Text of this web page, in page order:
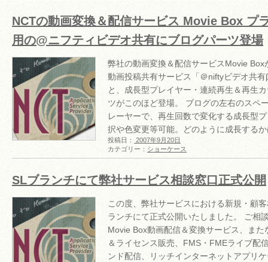
NCTの動画変換＆配信サービス Movie Box プ
用の@ニフティビデオ共有にブログパーツ登場
弊社の動画変換＆配信サービスMovie Box
動画投稿共有サービス「＠niftyビデオ共
と、成長型プレイヤー・連続再生＆再生
ツがこのほど登場。 ブログの左右のスペ
レーヤーで、再生回数で変化する成長型
択や色変更等可能。どのように成長する
投稿日：
2007年9月20日
カテゴリー： ショーケース
SLブランチにて弊社サービス相談窓口正式公開
この度、弊社サービスにおける新規・顧
ランチにて正式公開いたしました。 ご相
Movie Box動画配信＆変換サービス、ま
＆ライセンス販売、FMS・FMEライブ配
ンド配信、リッチインターネットアプリ